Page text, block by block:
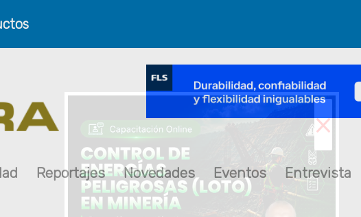
Reportajes Novedades Eventos Entrevista
×